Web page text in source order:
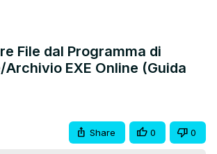
File dal Programma di
EXE Online (Guida
Share 0 0